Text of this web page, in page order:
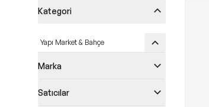
Kategori
Yapı Market & Bahçe
Marka
Satıcılar